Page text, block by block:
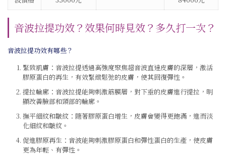
音波拉提功效？效果何時見效？多久打一次？
音波拉提功效有哪些？
緊致肌膚：音波拉提透過高強度聚焦超音波直達皮膚的深層，激活
膠原蛋白的再生，有效緊緻鬆弛的皮膚，使其回復彈性。
提拉輪廓：音波拉提能夠刺激筋膜層，對下垂的皮膚進行提拉，明
顯改善臉部和頸部的輪廓。
撫平細紋和皺紋：隨著膠原蛋白增生，皮膚會變得更飽滿，進而淡
化細紋和皺紋。
促進膠原再生：音波能夠刺激膠原蛋白和彈性蛋白的生產，使皮膚
更為年輕、有彈性。